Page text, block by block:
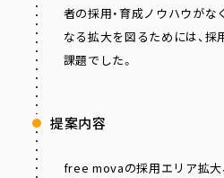
者の採用・育成ノウハウがな
なる拡大を図るためには、
課題でした。
提案内容
free movaの採用エリア拡